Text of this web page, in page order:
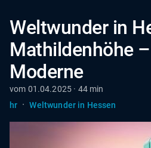
Weltwunder in
Mathildenhöhe
Moderne
vom 01.04.2025 · 44 min
hr · Weltwunder in Hessen